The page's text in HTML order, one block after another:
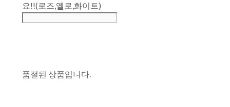
요!!(로즈,옐로,화이트)
품절된 상품입니다.